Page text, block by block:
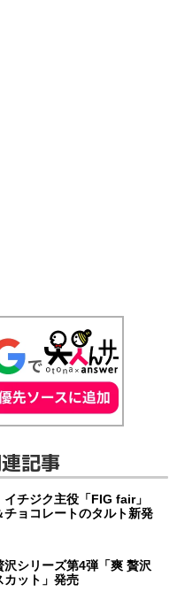
記事
イチジク主役「FIG fair」
ョコレートのタルト新発
シリーズ第4弾「爽 贅沢
カット」発売